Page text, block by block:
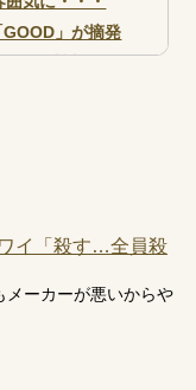
」が摘発
イ「殺す…全員殺
メーカーが悪いからや